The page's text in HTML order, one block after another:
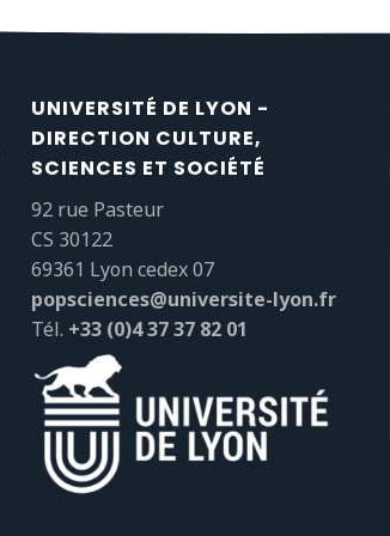
UNIVERSITÉ DE LYON -
DIRECTION CULTURE,
SCIENCES ET SOCIÉTÉ
92 rue Pasteur
CS 30122
69361 Lyon cedex 07
popsciences@universite-lyon.fr
Tél. +33 (0)4 37 37 82 01